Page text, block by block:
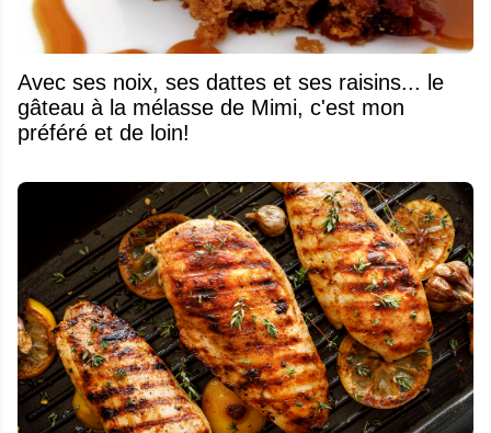
Avec ses noix, ses dattes et ses raisins... le
gâteau à la mélasse de Mimi, c'est mon
préféré et de loin!